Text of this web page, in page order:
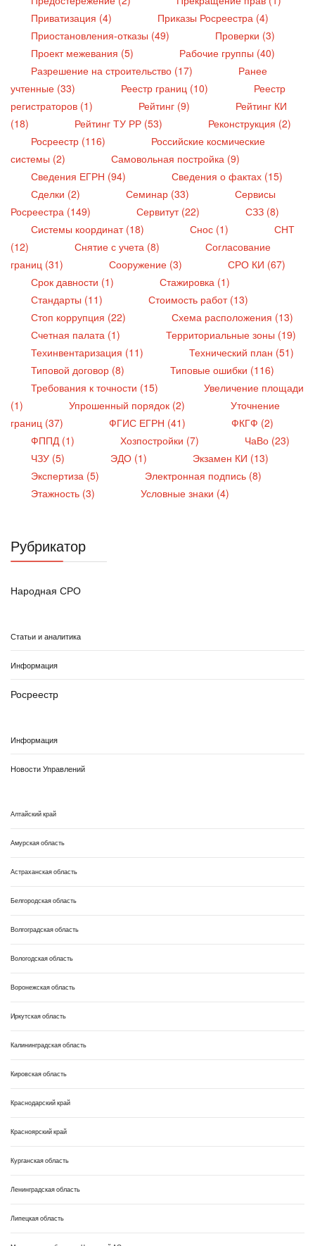
Приватизация (4)
Приказы Росреестра (4)
Приостановления-отказы (49)
Проверки (3)
Проект межевания (5)
Рабочие группы (40)
Разрешение на строительство (17)
Ранее
учтенные (33)
Реестр границ (10)
Реестр
регистраторов (1)
Рейтинг (9)
Рейтинг КИ
(18)
Рейтинг ТУ РР (53)
Реконструкция (2)
Росреестр (116)
Российские космические
системы (2)
Самовольная постройка (9)
Сведения ЕГРН (94)
Сведения о фактах (15)
Сделки (2)
Семинар (33)
Сервисы
Росреестра (149)
Сервитут (22)
СЗЗ (8)
Системы координат (18)
Снос (1)
СНТ
(12)
Снятие с учета (8)
Согласование
границ (31)
Сооружение (3)
СРО КИ (67)
Срок давности (1)
Стажировка (1)
Стандарты (11)
Стоимость работ (13)
Стоп коррупция (22)
Схема расположения (13)
Счетная палата (1)
Территориальные зоны (19)
Техинвентаризация (11)
Технический план (51)
Типовой договор (8)
Типовые ошибки (116)
Требования к точности (15)
Увеличение площади
(1)
Упрошенный порядок (2)
Уточнение
границ (37)
ФГИС ЕГРН (41)
ФКГФ (2)
ФППД (1)
Хозпостройки (7)
ЧаВо (23)
ЧЗУ (5)
ЭДО (1)
Экзамен КИ (13)
Экспертиза (5)
Электронная подпись (8)
Этажность (3)
Условные знаки (4)
Рубрикатор
Народная СРО
Статьи и аналитика
Информация
Росреестр
Информация
Новости Управлений
Алтайский край
Амурская область
Астраханская область
Белгородская область
Волгоградская область
Вологодская область
Воронежская область
Иркутская область
Калининградская область
Кировская область
Краснодарский край
Красноярский край
Курганская область
Ленинградская область
Липецкая область